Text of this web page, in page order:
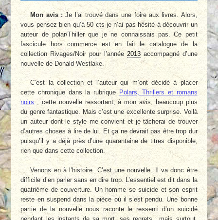
Mon avis :Je l’ai trouvé dans une foire aux livres. Alors,
vous pensez bien qu’à 50 cts je n’ai pas hésité à découvrir un
auteur de polar/Thiller que je ne connaissais pas. Ce petit
fascicule hors commerce est en fait le catalogue de la
collection Rivages/Noir pour l’année 2013accompagné d’une
nouvelle de Donald Westlake.
C’est la collection et l’auteur qui m’ont décidé à placer
cette chronique dans la rubrique Polars, Thrillers et romans
noirs ; cette nouvelle ressortant, à mon avis, beaucoup plus
du genre fantastique. Mais c’est une excellente surprise. Voilà
un auteur dont le style me convient et je tâcherai de trouver
d’autres choses à lire de lui. Et ça ne devrait pas être trop dur
puisqu’il y a déjà près d’une quarantaine de titres disponible,
rien que dans cette collection.
Venons en à l’histoire. C’est une nouvelle. Il va donc être
difficile d’en parler sans en dire trop. L’essentiel est dit dans la
quatrième de couverture. Un homme se suicide et son esprit
reste en suspend dans la pièce où il s’est pendu. Une bonne
partie de la nouvelle nous raconte le ressenti d’un suicidé